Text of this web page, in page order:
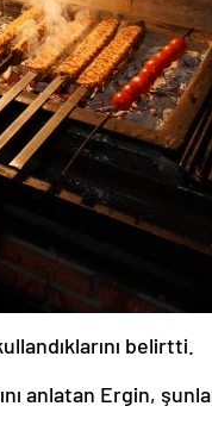
belirtti.
anlatan Ergin,